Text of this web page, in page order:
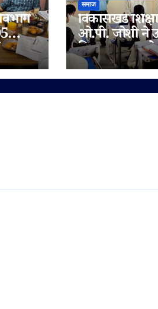
जब्त,
समाज
विकासखंड
ओ.पी. जोशी ने
विद्यालय
निरीक्षण, बोर्ड
दिए सफलता के